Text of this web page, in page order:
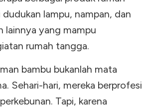
lampu, nampan, dan
lainnya yang mampu
rumah tangga.
bambu bukanlah mata
Sehari-hari, mereka berprofesi
Tapi, karena